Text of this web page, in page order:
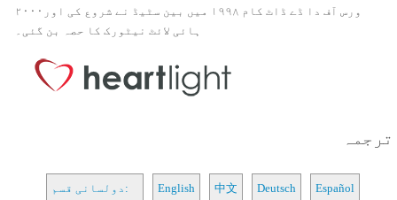
ورس آف دا ڈے ڈاٹ کام ۱۹۹۸ میں بین سٹیڈ نے شروع کی اور۲۰۰۰
ہائی لائٹ نیٹورک کا حصہ بن گئی۔
ترجمہ
دولسانی قسم:
English 中文 Deutsch Español